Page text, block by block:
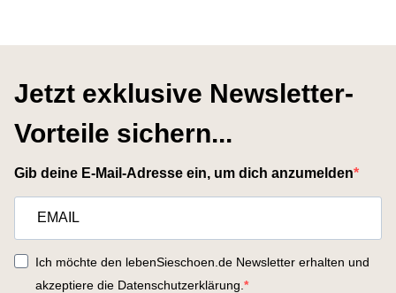
Jetzt exklusive Newsletter-
Vorteile sichern...
Gib deine E-Mail-Adresse ein, um dich anzumelden
Ich möchte den lebenSieschoen.de Newsletter erhalten und
akzeptiere die Datenschutzerklärung.